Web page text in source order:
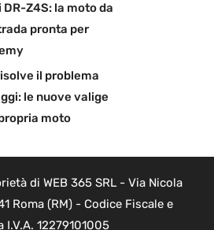
DR-Z4S: la moto da
pronta per
il problema
le nuove valige
moto
di WEB 365 SRL - Via Nicola
Roma (RM) - Codice Fiscale e
I.V.A. 12279101005